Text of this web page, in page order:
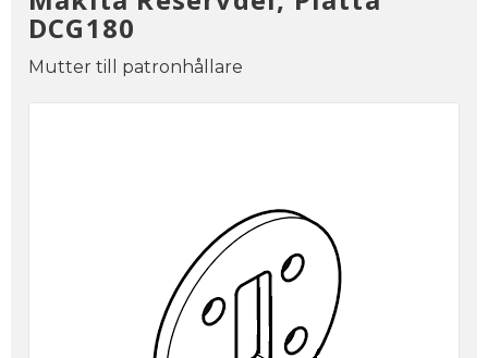
DCG180
Mutter till patronhållare